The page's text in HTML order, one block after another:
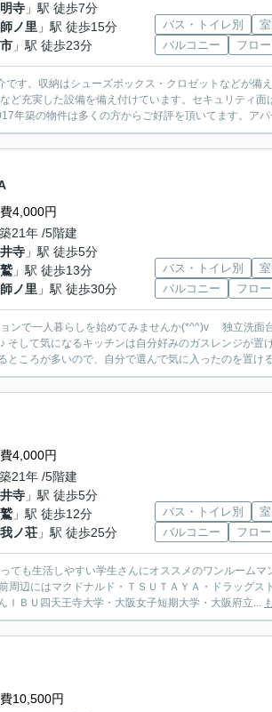
寺 」駅 徒歩7分
ノ里 」駅 徒歩15分
」駅 徒歩23分
バス・トイレ別
バルコニー
フロ
す。収納はシューズボックス・クロゼットなどが備
ど充実した設備を備え付けています。セキュリティ面
年築の物件は多くの方からご好評を頂いてます。ア
4,000円
21年 /5階建
寺 」駅 徒歩5分
」駅 徒歩13分
ノ里 」駅 徒歩30分
バス・トイレ別
バルコニー
フロ
ンで一人暮らしを始めてみませんか(*^^)v 独立洗面
そして気になるキッチンは自分好みのガスレンジが置
ころが多いので、自分で選んで気に入ったのを置け
4,000円
21年 /5階建
寺 」駅 徒歩5分
」駅 徒歩12分
ノ荘 」駅 徒歩25分
バス・トイレ別
バルコニー
フロ
ても生活しやすい学生さんにオススメのワンルームマ
辺にはマクドナルド・ＴＳＵＴＡＹＡ・ドラッグス
ＩＢＵ四天王寺大学・大阪女子短期大学・大阪府立...
10,500円